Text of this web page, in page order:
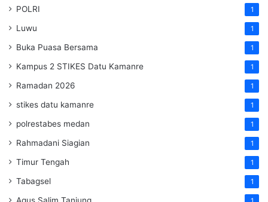
POLRI 1
Luwu 1
Buka Puasa Bersama 1
Kampus 2 STIKES Datu Kamanre 1
Ramadan 2026 1
stikes datu kamanre 1
polrestabes medan 1
Rahmadani Siagian 1
Timur Tengah 1
Tabagsel 1